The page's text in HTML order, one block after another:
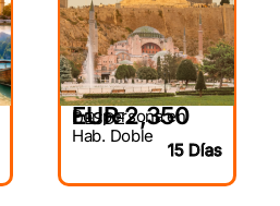
DESDE
EUR 2,350
Por persona en
Hab. Doble
15 Días